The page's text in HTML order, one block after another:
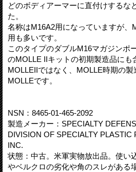
どのボディアーマーに直付けするな
た。
名称はM16A2用になっていますが、
用も多いです。
このタイプのダブルM16マガジンポ
のMOLLE IIキットの初期製造品にも
MOLLEIIではなく、MOLLE時期の
MOLLEです。
NSN：8465-01-465-2092
製造メーカー：SPECIALTY
DIVISION OF SPECIALTY PLASTIC
INC.
状態：中古。米軍実物放出品。使い
やベルクロの劣化や角のスレがある